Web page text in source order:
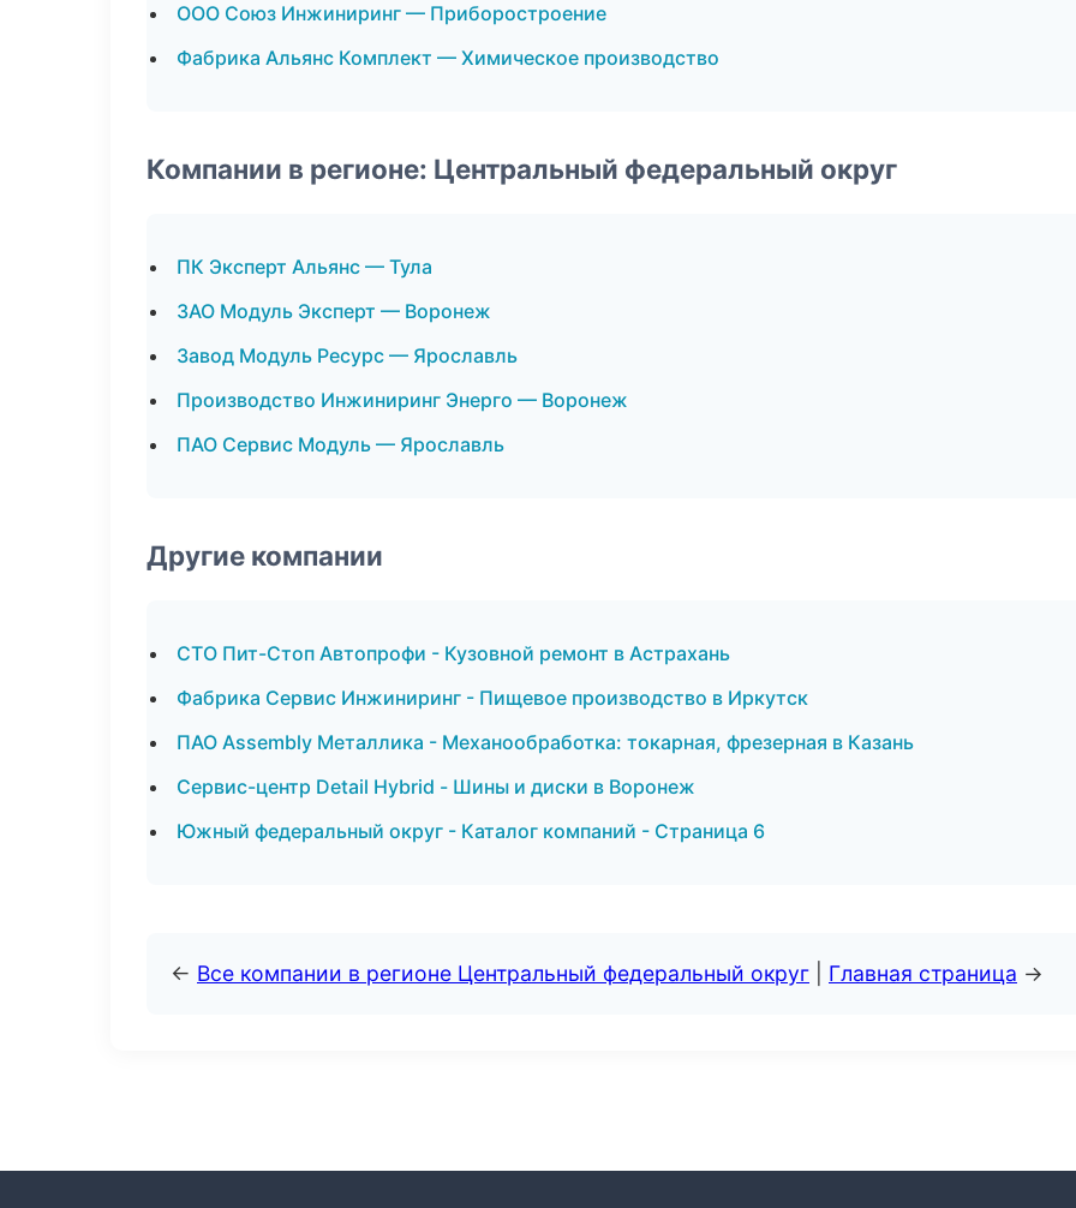
ООО Союз Инжиниринг — Приборостроение
Фабрика Альянс Комплект — Химическое производство
Компании в регионе: Центральный федеральный округ
ПК Эксперт Альянс — Тула
ЗАО Модуль Эксперт — Воронеж
Завод Модуль Ресурс — Ярославль
Производство Инжиниринг Энерго — Воронеж
ПАО Сервис Модуль — Ярославль
Другие компании
СТО Пит-Стоп Автопрофи - Кузовной ремонт в Астрахань
Фабрика Сервис Инжиниринг - Пищевое производство в Иркутск
ПАО Assembly Металлика - Механообработка: токарная, фрезерная в Казань
Сервис-центр Detail Hybrid - Шины и диски в Воронеж
Южный федеральный округ - Каталог компаний - Страница 6
← Все компании в регионе Центральный федеральный округ Главная страница →